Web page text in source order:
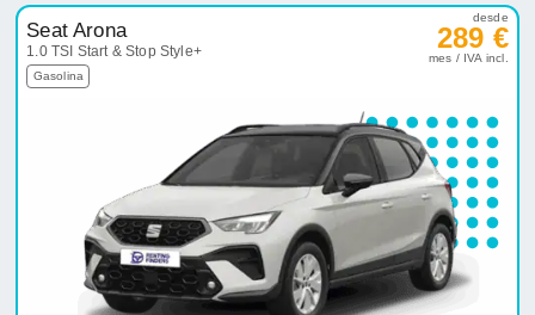
Seat Arona
1.0 TSI Start & Stop Style+
Gasolina
desde
289 €
mes / IVA incl.